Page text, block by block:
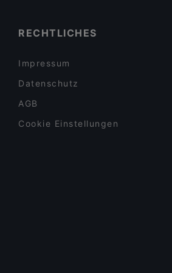
RECHTLICHES
Impressum
Datenschutz
AGB
Cookie Einstellungen